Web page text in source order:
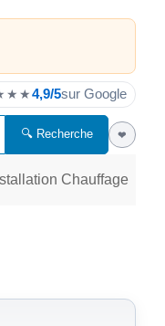
4,9/5sur Google
🔍 Recherche ❤
Chauffage